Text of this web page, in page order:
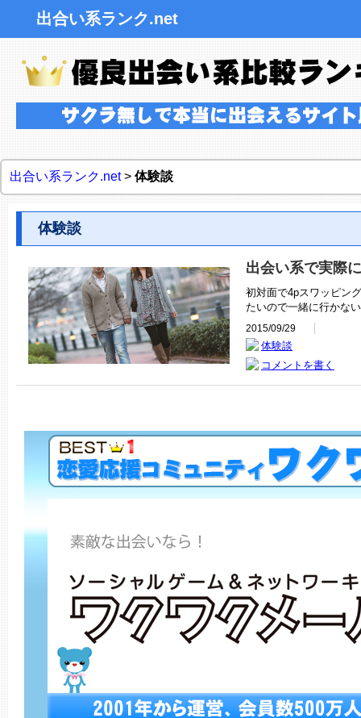
出合い系ランク.net
出合い系ランク.net> 体験談
体験談
出会い系で実際
初対面で4pスワッピン
たいので一緒に行かな
2015/09/29
体験談
コメントを書く